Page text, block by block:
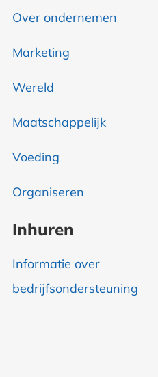
Over ondernemen
Marketing
Wereld
Maatschappelijk
Voeding
Organiseren
Inhuren
Informatie over
bedrijfsondersteuning